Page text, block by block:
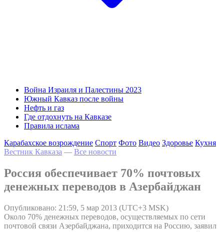
Война Израиля и Палестины 2023
Южный Кавказ после войны
Нефть и газ
Где отдохнуть на Кавказе
Правила ислама
Карабахское возрождение Спорт Фото Видео Здоровье Кухня
Вестник Кавказа — Все новости
Россия обеспечивает 70% почтовых
денежных переводов в Азербайджан
Опубликовано: 21:59, 5 мар 2013 (UTC+3 MSK)
Около 70% денежных переводов, осуществляемых по сети
почтовой связи Азербайджана, приходится на Россию, заявил